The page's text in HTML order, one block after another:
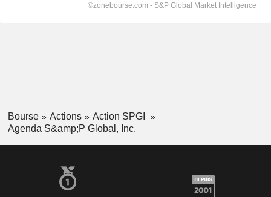
Bourse Actions
Action SPGI
Agenda S&amp;P Global, Inc.